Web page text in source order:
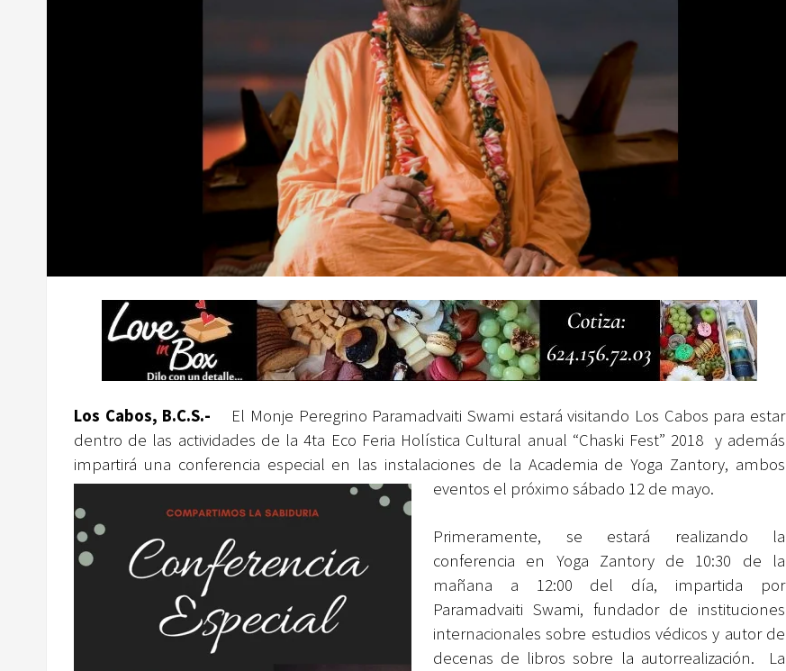
Los Cabos, B.C.S.- El Monje Peregrino Paramadvaiti Swami estará visitando Los Cabos para estar
dentro de las actividades de la 4ta Eco Feria Holística Cultural anual “Chaski Fest” 2018 y además
impartirá una conferencia especial en las instalaciones de la Academia de Yoga Zantory, ambos
eventos el próximo sábado 12 de mayo.
Primeramente, se estará realizando la
conferencia en Yoga Zantory de 10:30 de la
mañana a 12:00 del día, impartida por
Paramadvaiti Swami, fundador de instituciones
internacionales sobre estudios védicos y autor de
decenas de libros sobre la autorrealización. La